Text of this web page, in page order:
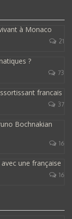
à Monaco
21
?
73
francais
37
Bochnakian
16
une française
16